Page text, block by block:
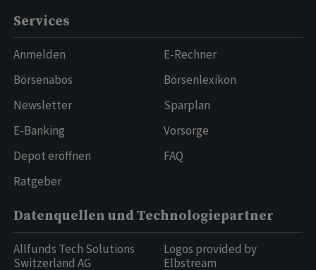
Services
Anmelden
Börsenabos
Newsletter
E-Banking
Depot eröffnen
Ratgeber
E-Rechner
Börsenlexikon
Sparplan
Vorsorge
FAQ
Datenquellen und Technologiepartner
Allfunds Tech Solutions
Switzerland AG
Logos provided by
Elbstream